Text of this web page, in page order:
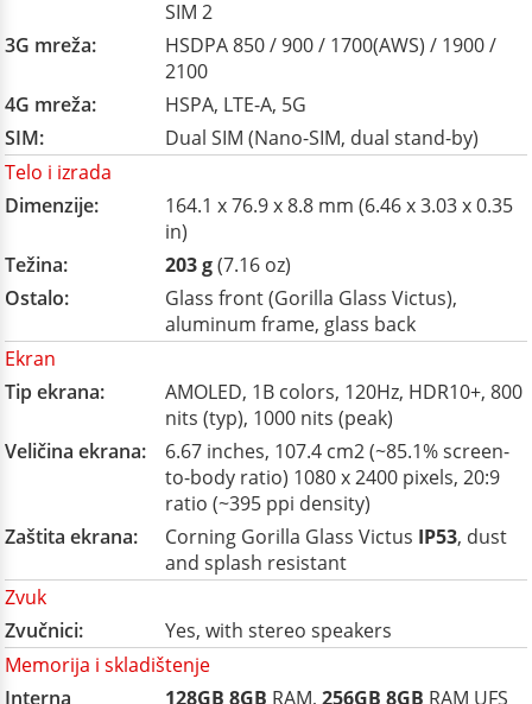
SIM 2
3G mreža:
HSDPA 850 / 900 / 1700(AWS) / 1900 /
2100
4G mreža:
HSPA, LTE-A, 5G
SIM:
Dual SIM (Nano-SIM, dual stand-by)
Telo i izrada
Dimenzije:
164.1 x 76.9 x 8.8 mm (6.46 x 3.03 x 0.35
in)
Težina:
203 g(7.16 oz)
Ostalo:
Glass front (Gorilla Glass Victus),
aluminum frame, glass back
Ekran
Tip ekrana:
AMOLED, 1B colors, 120Hz, HDR10+, 800
nits (typ), 1000 nits (peak)
Veličina ekrana:
6.67 inches, 107.4 cm2 (~85.1% screen-
to-body ratio) 1080 x 2400 pixels, 20:9
ratio (~395 ppi density)
Zaštita ekrana:
Corning Gorilla Glass Victus IP53, dust
and splash resistant
Zvuk
Zvučnici:
Yes, with stereo speakers
Memorija i skladištenje
Interna
128GB 8GB RAM, 256GB 8GB RAM UFS